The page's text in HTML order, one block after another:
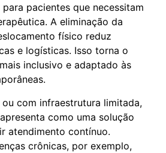
pacientes que necessitam
A eliminação da
físico reduz
e logísticas. Isso torna o
inclusivo e adaptado às
ou com infraestrutura limitada,
como uma solução
atendimento contínuo.
crônicas, por exemplo,